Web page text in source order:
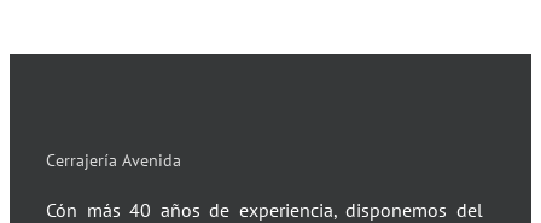
Cerrajería Avenida
Cón más 40 años de experiencia, disponemos del